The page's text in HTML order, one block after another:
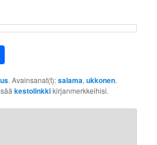
. Avainsanat(t):salama,ukkonen.
kestolinkkikirjanmerkkeihisi.